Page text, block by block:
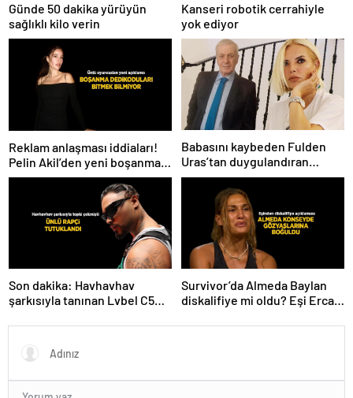
Günde 50 dakika yürüyün
sağlıklı kilo verin
Kanseri robotik cerrahiyle
yok ediyor
Reklam anlaşması iddiaları!
Pelin Akil’den yeni boşanma
açıklaması
Babasını kaybeden Fulden
Uras’tan duygulandıran
paylaşım! ‘Nurlarda uyu’
Son dakika: Havhavhav
şarkısıyla tanınan Lvbel C5
Survivor’da Almeda Baylan
diskalifiye mi oldu? Eşi Ercan